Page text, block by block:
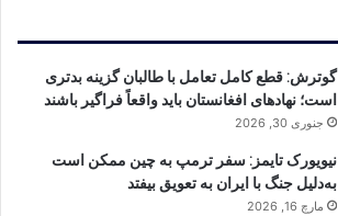
گوترش: قطع کامل تعامل با طالبان گزینه بدتری
است؛ نهادهای افغانستان باید واقعاً فراگیر باشند
جنوری 30, 2026
نیویورک تایمز: سفر ترمپ به چین ممکن است
به‌دلیل جنگ با ایران به تعویق بیفتد
مارچ 16, 2026